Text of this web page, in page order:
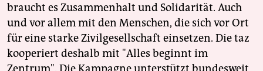
braucht es Zusammenhalt und Solidarität. Auch
und vor allem mit den Menschen, die sich vor Ort
für eine starke Zivilgesellschaft einsetzen. Die taz
kooperiert deshalb mit "Alles beginnt im